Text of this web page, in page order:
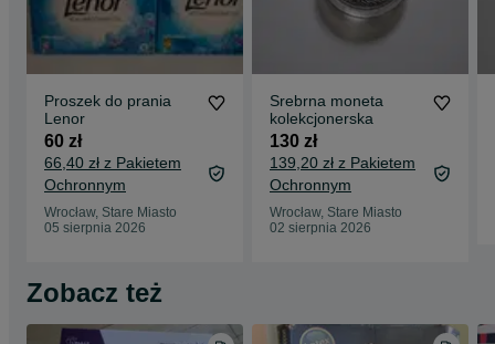
Proszek do prania
Lenor
60 zł
66,40 zł z Pakietem
Ochronnym
Wrocław, Stare Miasto
05 sierpnia 2026
Srebrna moneta
kolekcjonerska
130 zł
139,20 zł z Pakietem
Ochronnym
Wrocław, Stare Miasto
02 sierpnia 2026
Zobacz też